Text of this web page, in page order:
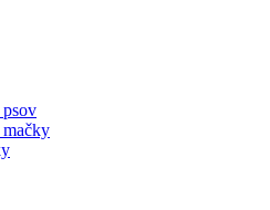
psov
mačky